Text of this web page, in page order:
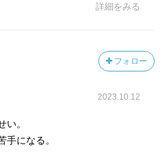
詳細をみる
フォロー
2023.10.12
い。
手になる。